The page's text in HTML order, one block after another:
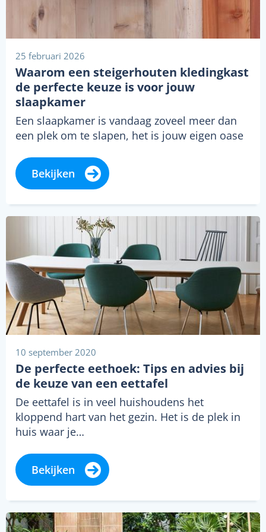
25 februari 2026
Waarom een steigerhouten kledingkast
de perfecte keuze is voor jouw
slaapkamer
Een slaapkamer is vandaag zoveel meer dan
een plek om te slapen, het is jouw eigen oase
Bekijken
10 september 2020
De perfecte eethoek: Tips en advies bij
de keuze van een eettafel
De eettafel is in veel huishoudens het
kloppend hart van het gezin. Het is de plek in
huis waar je…
Bekijken